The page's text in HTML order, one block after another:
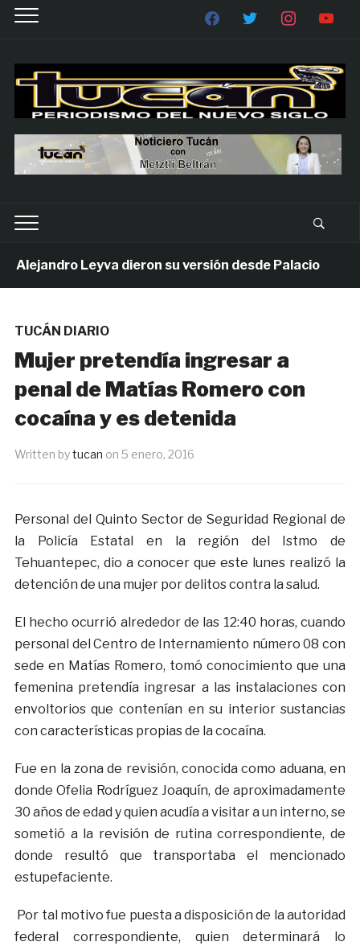
Leyva dieron su versión desde Palacio
TUCÁN DIARIO
Mujer pretendía ingresar a
penal de Matías Romero con
cocaína y es detenida
Written bytucan on 5 enero, 2016
Personal del Quinto Sector de Seguridad Regional de
la Policía Estatal en la región del Istmo de
Tehuantepec, dio a conocer que este lunes realizó la
detención de una mujer por delitos contra la salud.
El hecho ocurrió alrededor de las 12:40 horas, cuando
personal del Centro de Internamiento número 08 con
sede en Matías Romero, tomó conocimiento que una
femenina pretendía ingresar a las instalaciones con
envoltorios que contenían en su interior sustancias
con características propias de la cocaína.
Fue en la zona de revisión, conocida como aduana, en
donde Ofelia Rodríguez Joaquín, de aproximadamente
30 años de edad y quien acudía a visitar a un interno, se
sometió a la revisión de rutina correspondiente, de
donde resultó que transportaba el mencionado
estupefaciente.
Por tal motivo fue puesta a disposición de la autoridad
federal correspondiente, quien determinará lo